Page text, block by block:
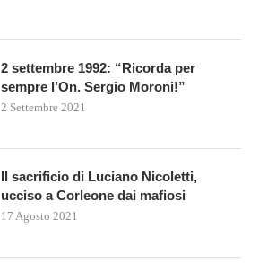
2 settembre 1992: “Ricorda per
sempre l’On. Sergio Moroni!”
2 Settembre 2021
Il sacrificio di Luciano Nicoletti,
ucciso a Corleone dai mafiosi
17 Agosto 2021